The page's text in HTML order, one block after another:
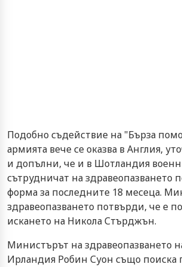
Подобно съдействие на "Бърза
армията вече се оказва в Англия,
и допълни, че и в Шотландия
сътрудничат на здравеопазването
форма за последните 18 месеца.
здравеопазването потвърди, че е
искането на Никола Стърджън.
Министърът на здравеопазването
Ирландия Робин Суон също поиска